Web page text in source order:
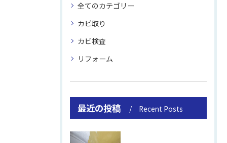
全てのカテゴリー
カビ取り
カビ検査
リフォーム
最近の投稿 Recent Posts